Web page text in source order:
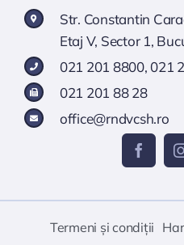
Str. Constantin
Etaj V, Sector 1,
021 201 8800, 021
021 201 88 28
office@rndvcsh.ro
Termeni și condiții